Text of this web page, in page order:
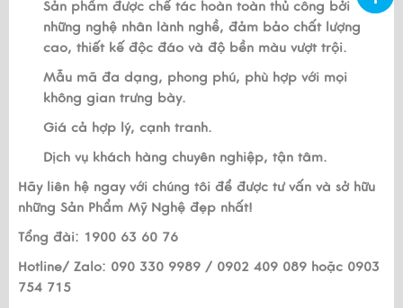
Sản phẩm được chế tác hoàn toàn thủ công bởi
những nghệ nhân lành nghề, đảm bảo chất lượng
cao, thiết kế độc đáo và độ bền màu vượt trội.
Mẫu mã đa dạng, phong phú, phù hợp với mọi
không gian trưng bày.
Giá cả hợp lý, cạnh tranh.
Dịch vụ khách hàng chuyên nghiệp, tận tâm.
Hãy liên hệ ngay với chúng tôi để được tư vấn và sở hữu
những Sản Phẩm Mỹ Nghệ đẹp nhất!
Tổng đài: 1900 63 60 76
Hotline/ Zalo: 090 330 9989 / 0902 409 089 hoặc 0903
754 715